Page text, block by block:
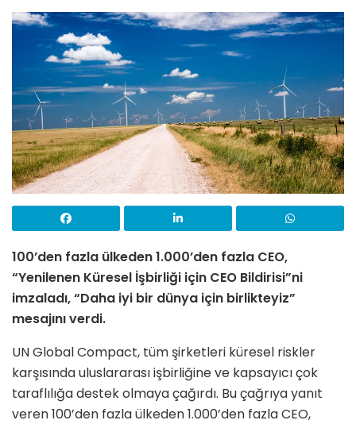
100’den fazla ülkeden 1.000’den fazla CEO,
“Yenilenen Küresel İşbirliği için CEO Bildirisi”ni
imzaladı, “Daha iyi bir dünya için birlikteyiz”
mesajını verdi.
UN Global Compact, tüm şirketleri küresel riskler
karşısında uluslararası işbirliğine ve kapsayıcı çok
taraflılığa destek olmaya çağırdı. Bu çağrıya yanıt
veren 100’den fazla ülkeden 1.000’den fazla CEO,